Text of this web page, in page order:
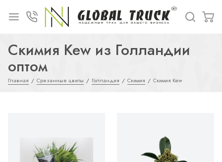
Скимия Kew из Голландии
оптом
Главная Срезанные цветы Голландия Скимия Скимия Kew